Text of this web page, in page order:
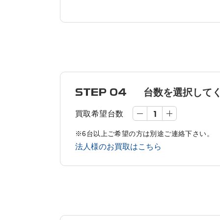
STEP 04 台数を選択して
買取希望台数
※6台以上ご希望の方は別途ご連絡下さい。
法人様のお買取はこちら